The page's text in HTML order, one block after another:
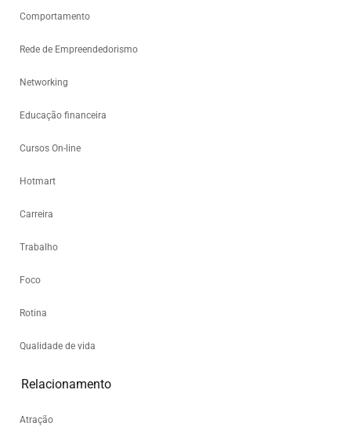
Comportamento
Rede de Empreendedorismo
Networking
Educação financeira
Cursos On-line
Hotmart
Carreira
Trabalho
Foco
Rotina
Qualidade de vida
Relacionamento
Atração